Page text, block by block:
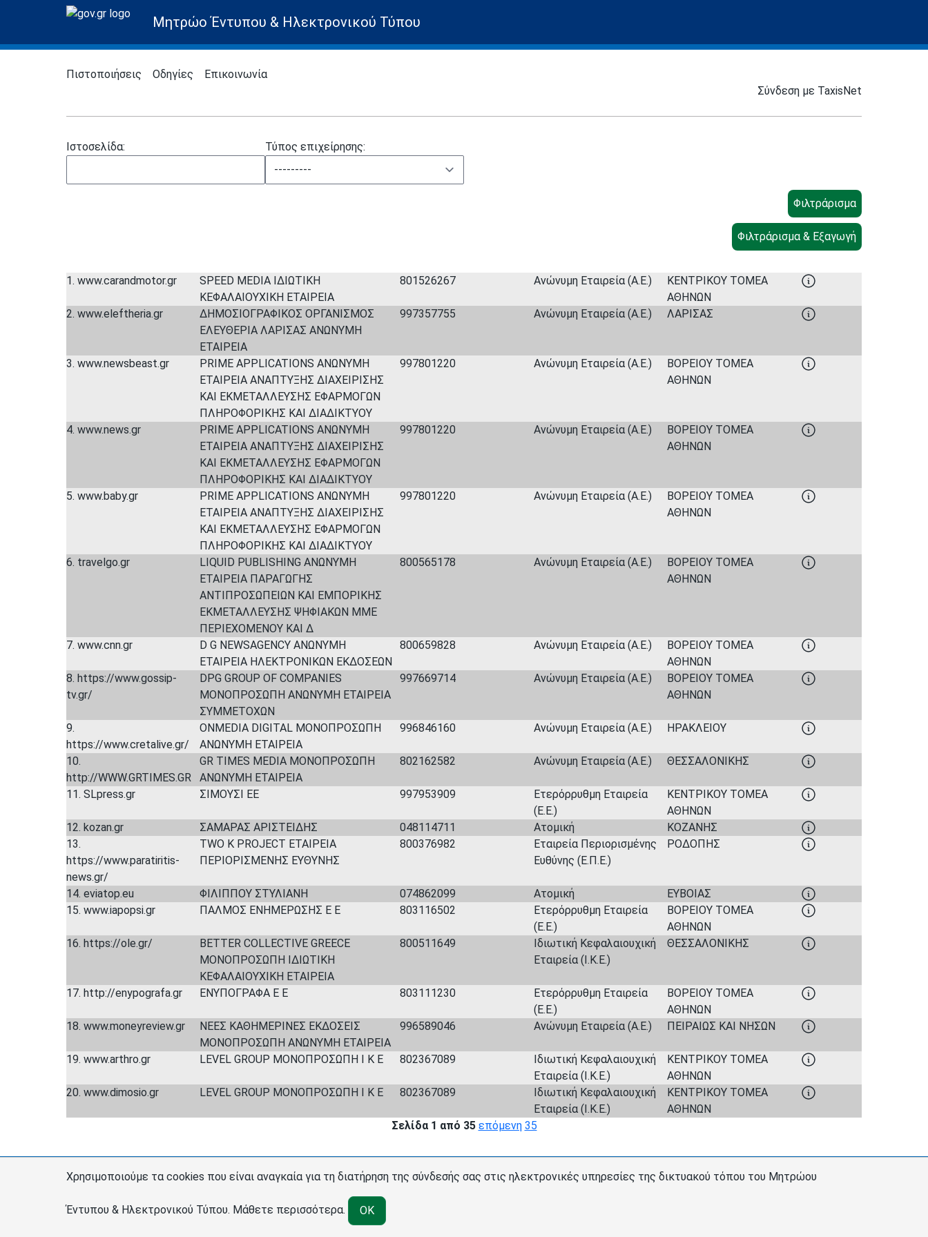
Μητρώο Έντυπου & Ηλεκτρονικού Τύπου
Πιστοποιήσεις Οδηγίες
Επικοινωνία
Σύνδεση με TaxisNet
Ιστοσελίδα: Τύπος επιχείρησης:
1. www.carandmotor.gr
SPEED MEDIA ΙΔΙΩΤΙΚΗ
ΚΕΦΑΛΑΙΟΥΧΙΚΗ ΕΤΑΙΡΕΙΑ
801526267 Ανώνυμη Εταιρεία (Α.Ε.)
ΚΕΝΤΡΙΚΟΥ ΤΟΜΕΑ
ΑΘΗΝΩΝ
2. www.eleftheria.gr
ΔΗΜΟΣΙΟΓΡΑΦΙΚΟΣ ΟΡΓΑΝΙΣΜΟΣ
ΕΛΕΥΘΕΡΙΑ ΛΑΡΙΣΑΣ ΑΝΩΝΥΜΗ
ΕΤΑΙΡΕΙΑ
997357755 Ανώνυμη Εταιρεία (Α.Ε.) ΛΑΡΙΣΑΣ
3. www.newsbeast.gr
PRIME APPLICATIONS ΑΝΩΝΥΜΗ
ΕΤΑΙΡΕΙΑ ΑΝΑΠΤΥΞΗΣ ΔΙΑΧΕΙΡΙΣΗΣ
ΚΑΙ ΕΚΜΕΤΑΛΛΕΥΣΗΣ ΕΦΑΡΜΟΓΩΝ
ΠΛΗΡΟΦΟΡΙΚΗΣ ΚΑΙ ΔΙΑΔΙΚΤΥΟΥ
997801220 Ανώνυμη Εταιρεία (Α.Ε.)
ΒΟΡΕΙΟΥ ΤΟΜΕΑ
ΑΘΗΝΩΝ
4. www.news.gr
PRIME APPLICATIONS ΑΝΩΝΥΜΗ
ΕΤΑΙΡΕΙΑ ΑΝΑΠΤΥΞΗΣ ΔΙΑΧΕΙΡΙΣΗΣ
ΚΑΙ ΕΚΜΕΤΑΛΛΕΥΣΗΣ ΕΦΑΡΜΟΓΩΝ
ΠΛΗΡΟΦΟΡΙΚΗΣ ΚΑΙ ΔΙΑΔΙΚΤΥΟΥ
997801220 Ανώνυμη Εταιρεία (Α.Ε.)
ΒΟΡΕΙΟΥ ΤΟΜΕΑ
ΑΘΗΝΩΝ
5. www.baby.gr
PRIME APPLICATIONS ΑΝΩΝΥΜΗ
ΕΤΑΙΡΕΙΑ ΑΝΑΠΤΥΞΗΣ ΔΙΑΧΕΙΡΙΣΗΣ
ΚΑΙ ΕΚΜΕΤΑΛΛΕΥΣΗΣ ΕΦΑΡΜΟΓΩΝ
ΠΛΗΡΟΦΟΡΙΚΗΣ ΚΑΙ ΔΙΑΔΙΚΤΥΟΥ
997801220 Ανώνυμη Εταιρεία (Α.Ε.)
ΒΟΡΕΙΟΥ ΤΟΜΕΑ
ΑΘΗΝΩΝ
6. travelgo.gr
LIQUID PUBLISHING ΑΝΩΝΥΜΗ
ΕΤΑΙΡΕΙΑ ΠΑΡΑΓΩΓΗΣ
ΑΝΤΙΠΡΟΣΩΠΕΙΩΝ ΚΑΙ ΕΜΠΟΡΙΚΗΣ
ΕΚΜΕΤΑΛΛΕΥΣΗΣ ΨΗΦΙΑΚΩΝ ΜΜΕ
ΠΕΡΙΕΧΟΜΕΝΟΥ ΚΑΙ Δ
800565178 Ανώνυμη Εταιρεία (Α.Ε.)
ΒΟΡΕΙΟΥ ΤΟΜΕΑ
ΑΘΗΝΩΝ
7. www.cnn.gr
D G NEWSAGENCY ΑΝΩΝΥΜΗ
ΕΤΑΙΡΕΙΑ ΗΛΕΚΤΡΟΝΙΚΩΝ ΕΚΔΟΣΕΩΝ
800659828 Ανώνυμη Εταιρεία (Α.Ε.)
ΒΟΡΕΙΟΥ ΤΟΜΕΑ
ΑΘΗΝΩΝ
8. https://www.gossip-
tv.gr/
DPG GROUP OF COMPANIES
ΜΟΝΟΠΡΟΣΩΠΗ ΑΝΩΝΥΜΗ ΕΤΑΙΡΕΙΑ
ΣΥΜΜΕΤΟΧΩΝ
997669714 Ανώνυμη Εταιρεία (Α.Ε.)
ΒΟΡΕΙΟΥ ΤΟΜΕΑ
ΑΘΗΝΩΝ
9.
https://www.cretalive.gr/
ONMEDIA DIGITAL ΜΟΝΟΠΡΟΣΩΠΗ
ΑΝΩΝΥΜΗ ΕΤΑΙΡΕΙΑ
996846160 Ανώνυμη Εταιρεία (Α.Ε.) ΗΡΑΚΛΕΙΟΥ
10.
http://WWW.GRTIMES.GR
GR TIMES MEDIA ΜΟΝΟΠΡΟΣΩΠΗ
ΑΝΩΝΥΜΗ ΕΤΑΙΡΕΙΑ
802162582 Ανώνυμη Εταιρεία (Α.Ε.) ΘΕΣΣΑΛΟΝΙΚΗΣ
11. SLpress.gr ΣΙΜΟΥΣΙ ΕΕ 997953909
Ετερόρρυθμη Εταιρεία
(Ε.Ε.)
ΚΕΝΤΡΙΚΟΥ ΤΟΜΕΑ
ΑΘΗΝΩΝ
12. kozan.gr
ΣΑΜΑΡΑΣ ΑΡΙΣΤΕΙΔΗΣ 048114711 Ατομική
ΚΟΖΑΝΗΣ
13.
https://www.paratiritis-
news.gr/
TWO K PROJECT ΕΤΑΙΡΕΙΑ
ΠΕΡΙΟΡΙΣΜΕΝΗΣ ΕΥΘΥΝΗΣ
800376982
Εταιρεία Περιορισμένης
Ευθύνης (Ε.Π.Ε.)
ΡΟΔΟΠΗΣ
14. eviatop.eu ΦΙΛΙΠΠΟΥ ΣΤΥΛΙΑΝΗ 074862099 Ατομική
ΕΥΒΟΙΑΣ
15. www.iapopsi.gr
ΠΑΛΜΟΣ ΕΝΗΜΕΡΩΣΗΣ Ε Ε 803116502
Ετερόρρυθμη Εταιρεία
(Ε.Ε.)
ΒΟΡΕΙΟΥ ΤΟΜΕΑ
ΑΘΗΝΩΝ
16. https://ole.gr/
BETTER COLLECTIVE GREECE
ΜΟΝΟΠΡΟΣΩΠΗ ΙΔΙΩΤΙΚΗ
ΚΕΦΑΛΑΙΟΥΧΙΚΗ ΕΤΑΙΡΕΙΑ
800511649
Ιδιωτική Κεφαλαιουχική
Εταιρεία (Ι.Κ.Ε.)
ΘΕΣΣΑΛΟΝΙΚΗΣ
17. http://enypografa.gr ΕΝΥΠΟΓΡΑΦΑ Ε Ε 803111230
Ετερόρρυθμη Εταιρεία
(Ε.Ε.)
ΒΟΡΕΙΟΥ ΤΟΜΕΑ
ΑΘΗΝΩΝ
18. www.moneyreview.gr
ΝΕΕΣ ΚΑΘΗΜΕΡΙΝΕΣ ΕΚΔΟΣΕΙΣ
ΜΟΝΟΠΡΟΣΩΠΗ ΑΝΩΝΥΜΗ ΕΤΑΙΡΕΙΑ
996589046 Ανώνυμη Εταιρεία (Α.Ε.) ΠΕΙΡΑΙΩΣ ΚΑΙ ΝΗΣΩΝ
19. www.arthro.gr LEVEL GROUP ΜΟΝΟΠΡΟΣΩΠΗ Ι Κ Ε 802367089
Ιδιωτική Κεφαλαιουχική
Εταιρεία (Ι.Κ.Ε.)
ΚΕΝΤΡΙΚΟΥ ΤΟΜΕΑ
ΑΘΗΝΩΝ
20. www.dimosio.gr
LEVEL GROUP ΜΟΝΟΠΡΟΣΩΠΗ Ι Κ Ε 802367089
Ιδιωτική Κεφαλαιουχική
Εταιρεία (Ι.Κ.Ε.)
ΚΕΝΤΡΙΚΟΥ ΤΟΜΕΑ
ΑΘΗΝΩΝ
Σελίδα 1 από 35 επόμενη 35
Χρησιμοποιούμε τα cookies που είναι αναγκαία για τη διατήρηση της σύνδεσής σας στις ηλεκτρονικές υπηρεσίες της δικτυακού τόπου του Μητρώου
Έντυπου & Ηλεκτρονικού Τύπου. Μάθετε περισσότερα. OK